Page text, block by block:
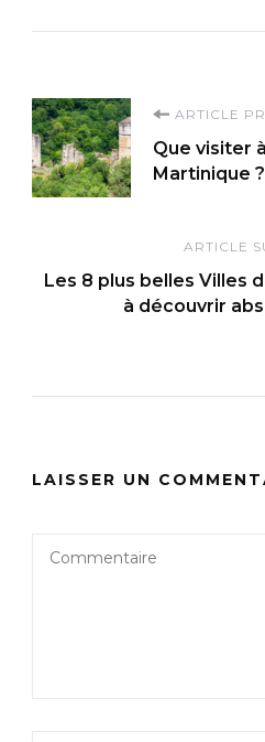
d'article
ARTICLE
Que visiter
Martinique ?
ARTICLE
Les 8 plus belles Villes
à découvrir
LAISSER UN